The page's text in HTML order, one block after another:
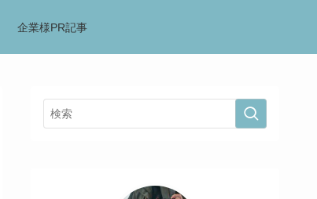
企業様PR記事